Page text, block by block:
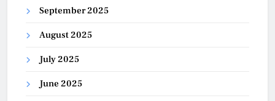
September 2025
August 2025
July 2025
June 2025